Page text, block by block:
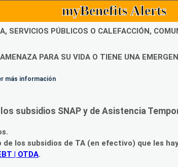
myBenefits Alerts
SERVICIOS PÚBLICOS O CALEFACCIÓN,
PARA SU VIDA O TIENE UNA
más información
subsidios SNAP y de Asistencia
los subsidios de TA (en efectivo) que les
| OTDA.